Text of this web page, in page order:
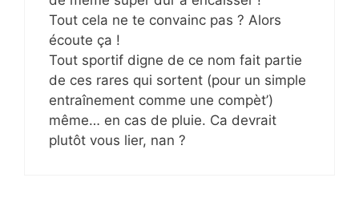
Tout cela ne te convainc pas ? Alors
écoute ça !
Tout sportif digne de ce nom fait partie
de ces rares qui sortent (pour un simple
entraînement comme une compèt’)
même… en cas de pluie. Ca devrait
plutôt vous lier, nan ?